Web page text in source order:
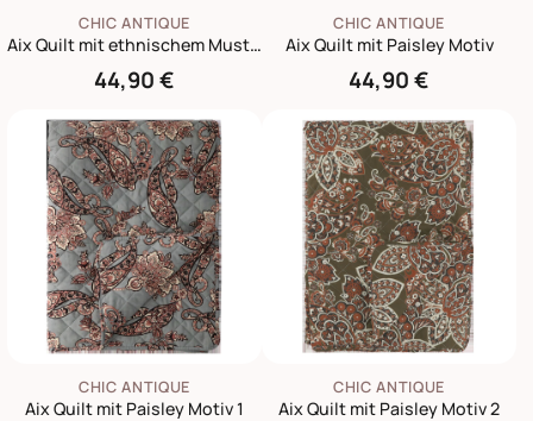
CHIC ANTIQUE
Aix Quilt mit ethnischem Muster
44,90 €
CHIC ANTIQUE
Aix Quilt mit Paisley Motiv
44,90 €
CHIC ANTIQUE
Aix Quilt mit Paisley Motiv 1
CHIC ANTIQUE
Aix Quilt mit Paisley Motiv 2